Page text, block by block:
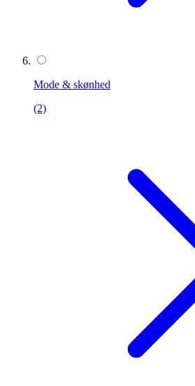
Mode & skønhed
(2)